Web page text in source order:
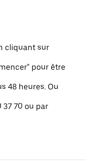
cliquant sur
pour être
48 heures. Ou
70 ou par